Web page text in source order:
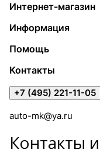
Интернет-магазин
Информация
Помощь
Контакты
+7 (495) 221-11-05
auto-mk@ya.ru
Контакты